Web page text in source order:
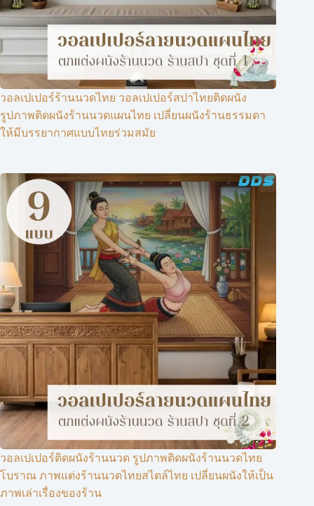
วอลเปเปอร์ร้านนวดไทย วอลเปเปอร์สปาไทยติดผนัง
รูปภาพติดผนังร้านนวดแผนไทย เปลี่ยนผนังร้านธรรมดา
ให้มีบรรยากาศแบบไทยร่วมสมัย
วอลเปเปอร์ติดผนังร้านนวด รูปภาพติดผนังร้านนวดไทย
โบราณ ภาพแต่งร้านนวดไทยสไตล์ไทย เปลี่ยนผนังให้เป็น
ภาพเล่าเรื่องของร้าน